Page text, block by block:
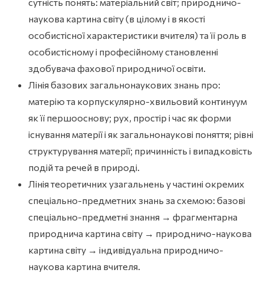
наукова картина світу (в цілому і в якості
особистісної характеристики вчителя) та її роль в
особистісному і професійному становленні
здобувача фахової природничої освіти.
Лінія базових загальнонаукових знань про:
матерію та корпускулярно-хвильовий континуум
як її першооснову; рух, простір і час як форми
існування матерії і як загальнонаукові поняття; рівні
структурування матерії; причинність і випадковість
подій та речей в природі.
Лінія теоретичних узагальнень у частині окремих
спеціально-предметних знань за схемою: базові
спеціально-предметні знання → фрагментарна
природнича картина світу → природничо-наукова
картина світу → індивідуальна природничо-
наукова картина вчителя.